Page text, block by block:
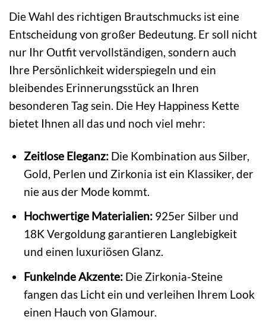
Die Wahl des richtigen Brautschmucks ist eine
Entscheidung von großer Bedeutung. Er soll nicht
nur Ihr Outfit vervollständigen, sondern auch
Ihre Persönlichkeit widerspiegeln und ein
bleibendes Erinnerungsstück an Ihren
besonderen Tag sein. Die Hey Happiness Kette
bietet Ihnen all das und noch viel mehr:
Zeitlose Eleganz:Die Kombination aus Silber,
Gold, Perlen und Zirkonia ist ein Klassiker, der
nie aus der Mode kommt.
Hochwertige Materialien:925er Silber und
18K Vergoldung garantieren Langlebigkeit
und einen luxuriösen Glanz.
Funkelnde Akzente:Die Zirkonia-Steine
fangen das Licht ein und verleihen Ihrem Look
einen Hauch von Glamour.